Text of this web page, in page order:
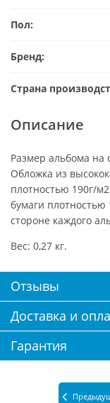
Пол:
Бренд:
Страна
Описание
Размер альбома на
Обложка из
плотностью 190г/
бумаги плотностью
стороне каждого
Вес: 0,27 кг.
Отзывы
Доставка и
Гарантия